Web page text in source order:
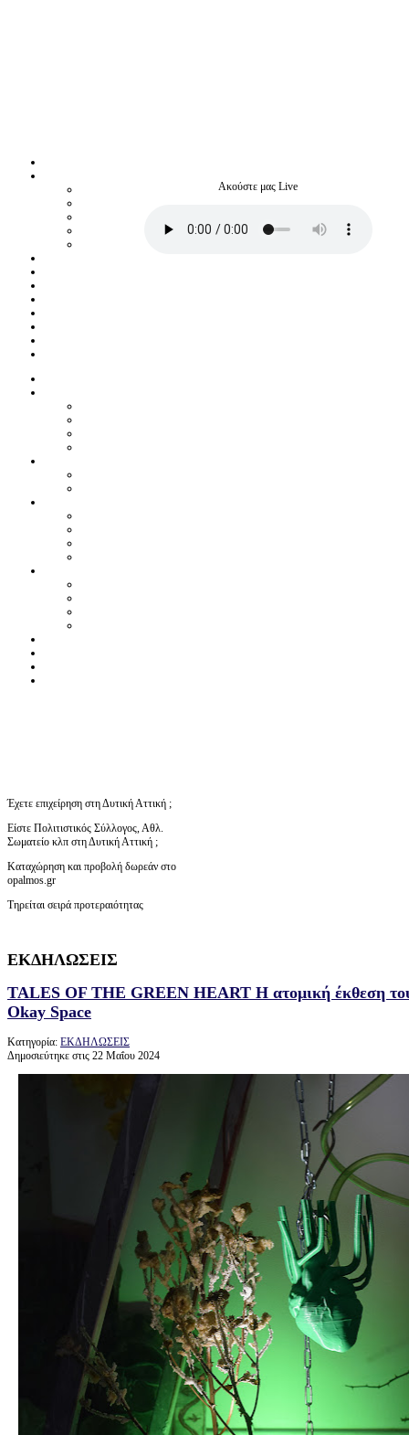
Ακούστε μας Live
Έχετε επιχείρηση στη Δυτική Αττική ;
Είστε Πολιτιστικός Σύλλογος, Αθλ.
Σωματείο κλπ στη Δυτική Αττική ;
Καταχώρηση και προβολή δωρεάν στο
opalmos.gr
Τηρείται σειρά προτεραιότητας
ΕΚΔΗΛΩΣΕΙΣ
TALES OF THE GREEN HEART H ατομική έκθεση
Okay Space
Κατηγορία: ΕΚΔΗΛΩΣΕΙΣ
Δημοσιεύτηκε στις 22 Μαΐου 2024